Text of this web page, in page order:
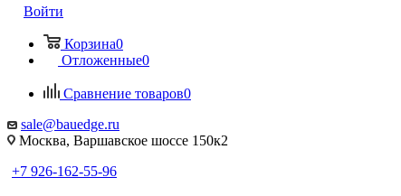
Войти
Корзина0
Отложенные0
Сравнение товаров0
sale@bauedge.ru
Москва, Варшавское шоссе 150к2
+7 926-162-55-96